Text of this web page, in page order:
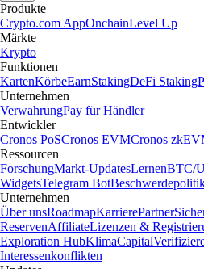
Produkte
Crypto.com AppOnchainLevel Up
Märkte
Krypto
Funktionen
KartenKörbeEarnStakingDeFi Staking
Unternehmen
VerwahrungPay für Händler
Entwickler
Cronos PoSCronos EVMCronos
Ressourcen
ForschungMarkt-UpdatesLernenBTC/
WidgetsTelegram Bot
Unternehmen
Über unsRoadmapKarrierePartner
ReservenAffiliateLizenzen &
Exploration HubKlimaCapital
Interessenkonflikten